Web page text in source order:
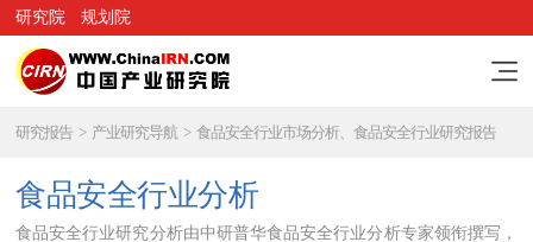
研究院 规划院
研究报告 > 产业研究导航 > 食品安全行业市场分析、食品安全行业研究报告
食品安全行业分析
食品安全行业研究分析由中研普华食品安全行业分析专家领衔撰写，